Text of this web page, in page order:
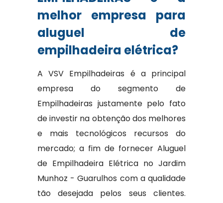
melhor empresa para
aluguel de
empilhadeira elétrica?
A VSV Empilhadeiras é a principal
empresa do segmento de
Empilhadeiras justamente pelo fato
de investir na obtenção dos melhores
e mais tecnológicos recursos do
mercado; a fim de fornecer Aluguel
de Empilhadeira Elétrica no Jardim
Munhoz - Guarulhos com a qualidade
tão desejada pelos seus clientes.